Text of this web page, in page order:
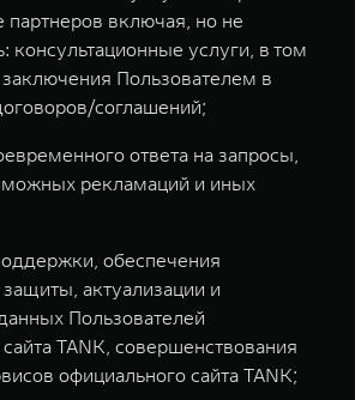
включая, но не
консультационные услуги, в том
Пользователем в
соглашений;
ответа на запросы,
рекламаций и иных
обеспечения
актуализации и
Пользователей
TANK, совершенствования
официального сайта TANK;